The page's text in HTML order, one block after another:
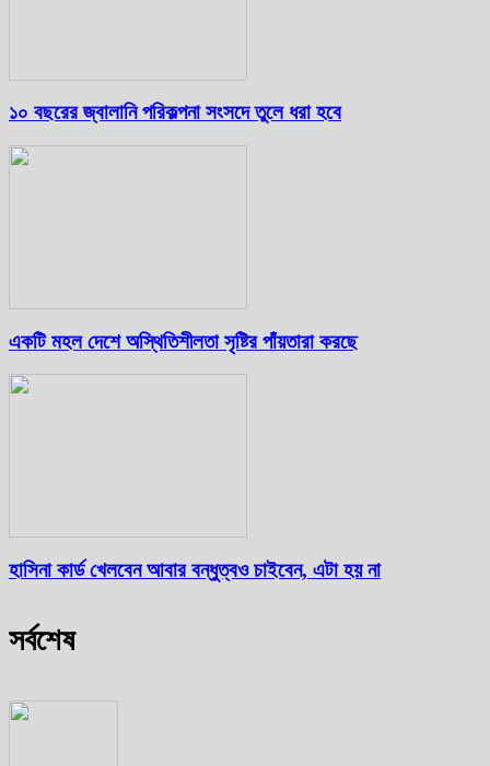
১০ বছরের জ্বালানি পরিকল্পনা সংসদে তুলে ধরা হবে
একটি মহল দেশে অস্থিতিশীলতা সৃষ্টির পাঁয়তারা করছে
হাসিনা কার্ড খেলবেন আবার বন্ধুত্বও চাইবেন, এটা হয় না
সর্বশেষ